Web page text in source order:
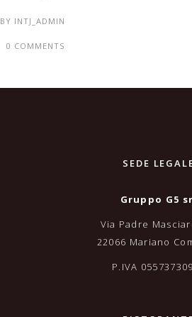
BY INTJ_ADMIN
0 COMMENTS
SEDE
Gruppo G5
Via Padre
22066 Mariano
P.IVA